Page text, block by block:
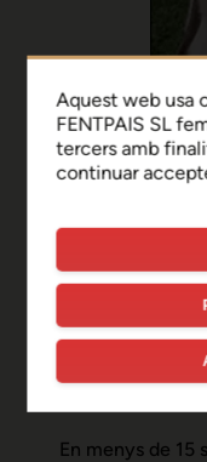
Sembla
error de
En menys de 15
Aquest web usa
FENTPAIS SL
tercers amb
continuar